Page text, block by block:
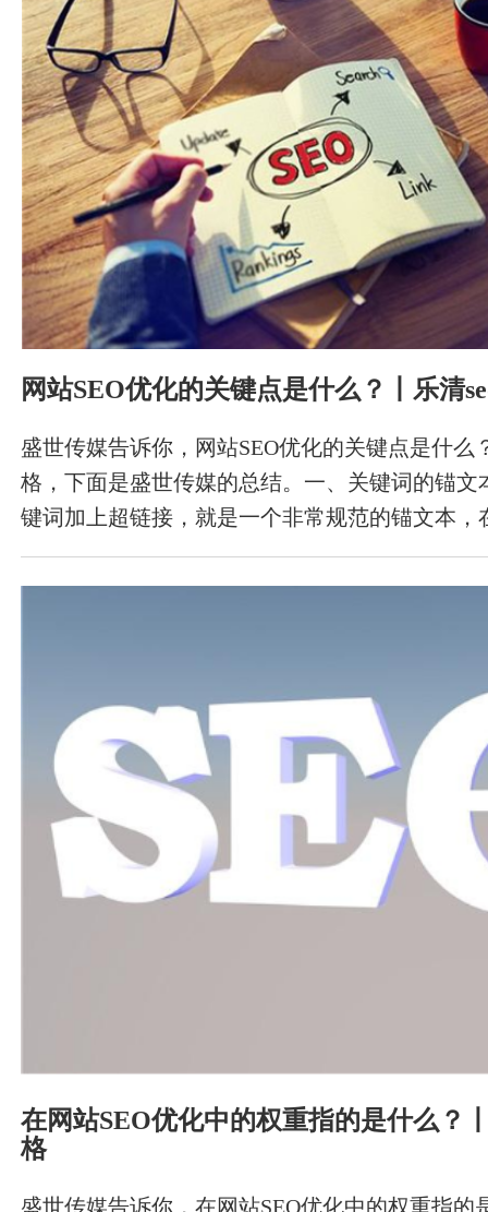
网站SEO优化的关键点是什么？丨乐清
盛世传媒告诉你，网站SEO优化的关键点是什么
格，下面是盛世传媒的总结。一、关键词的锚文
键词加上超链接，就是一个非常规范的锚文本，
节目页、內容页的一起还要搞好关键词的锚文本
构建网站內外连接便于辫别联接哪个连接。
在网站SEO优化中的权重指的是什么？
格
盛世传媒告诉你，在网站SEO优化中的权重指的